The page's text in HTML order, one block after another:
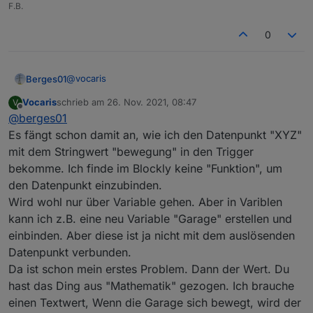
F.B.
0
Berges01@vocaris
Guten Morgen
schau mal !
Meinst du so etwas ?
Die Anweisungen im Triggerblock werden
ausgeführt wenn die Variabel Weckzaehler auf von
24 auf 25 springt oder von 26 auf 25.
"ist wahr" bezieht sich dabei auf die Aussage
"Weckzaehler = 25".
Auch hierbei wird getriggert und da auch auf eine
Variabel "Weckzaehler"
Hierbei Triggert der immer wenn die Variabel größer
wird (25 nach 26) aber nicht von (26 auf 25).
Das legt die Abfrage "ist gleich oder größer als
Das mit der Doku zu Blockly´s gebe ich dir recht, das
ist nicht so einfach.
Ich habe auch schon vieles gesucht und nicht
V
Offline
Vocarisschrieb am 26. Nov. 2021, 08:47
zuletzt editiert von
@berges01
Es fängt schon damit an, wie ich den Datenpunkt "XYZ"
mit dem Stringwert "bewegung" in den Trigger
bekomme. Ich finde im Blockly keine "Funktion", um
den Datenpunkt einzubinden.
Wird wohl nur über Variable gehen. Aber in Variblen
kann ich z.B. eine neu Variable "Garage" erstellen und
einbinden. Aber diese ist ja nicht mit dem auslösenden
Datenpunkt verbunden.
Da ist schon mein erstes Problem. Dann der Wert. Du
hast das Ding aus "Mathematik" gezogen. Ich brauche
einen Textwert, Wenn die Garage sich bewegt, wird der